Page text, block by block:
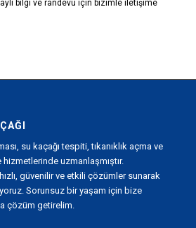
bilgi ve randevu için bizimle iletişime
su kaçağı tespiti, tıkanıklık açma ve
uzmanlaşmıştır.
güvenilir ve etkili çözümler sunarak
Sorunsuz bir yaşam için bize
çözüm getirelim.